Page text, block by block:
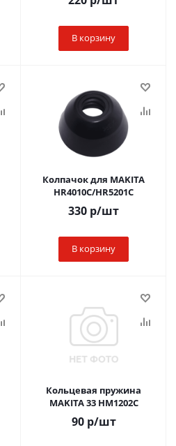
В корзину
Колпачок для MAKITA
HR4010C/HR5201C
330 р/шт
В корзину
Кольцевая пружина
MAKITA 33 HM1202C
90р/шт